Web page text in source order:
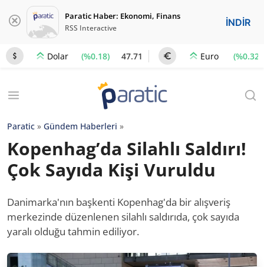
Paratic Haber: Ekonomi, Finans
RSS Interactive İNDİR
Dolar (%0.18) 47.71 Euro (%0.32)
Paratic » Gündem Haberleri »
Kopenhag’da Silahlı Saldırı!
Çok Sayıda Kişi Vuruldu
Danimarka'nın başkenti Kopenhag'da bir alışveriş
merkezinde düzenlenen silahlı saldırıda, çok sayıda
yaralı olduğu tahmin ediliyor.